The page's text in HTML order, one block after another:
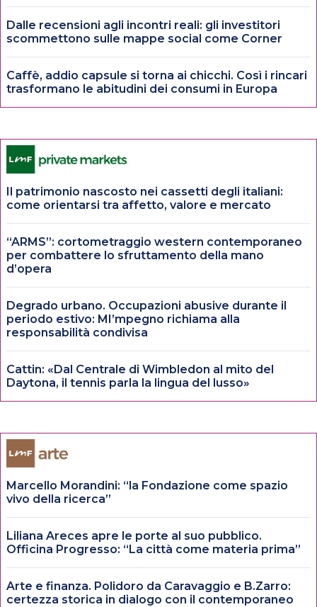
Dalle recensioni agli incontri reali: gli investitori
scommettono sulle mappe social come Corner
Caffè, addio capsule si torna ai chicchi. Così i rincari
trasformano le abitudini dei consumi in Europa
Il patrimonio nascosto nei cassetti degli italiani:
come orientarsi tra affetto, valore e mercato
“ARMS”: cortometraggio western contemporaneo
per combattere lo sfruttamento della mano
d’opera
Degrado urbano. Occupazioni abusive durante il
periodo estivo: MI’mpegno richiama alla
responsabilità condivisa
Cattin: «Dal Centrale di Wimbledon al mito del
Daytona, il tennis parla la lingua del lusso»
Marcello Morandini: “la Fondazione come spazio
vivo della ricerca”
Liliana Areces apre le porte al suo pubblico.
Officina Progresso: “La città come materia prima”
Arte e finanza. Polidoro da Caravaggio e B.Zarro:
certezza storica in dialogo con il contemporaneo